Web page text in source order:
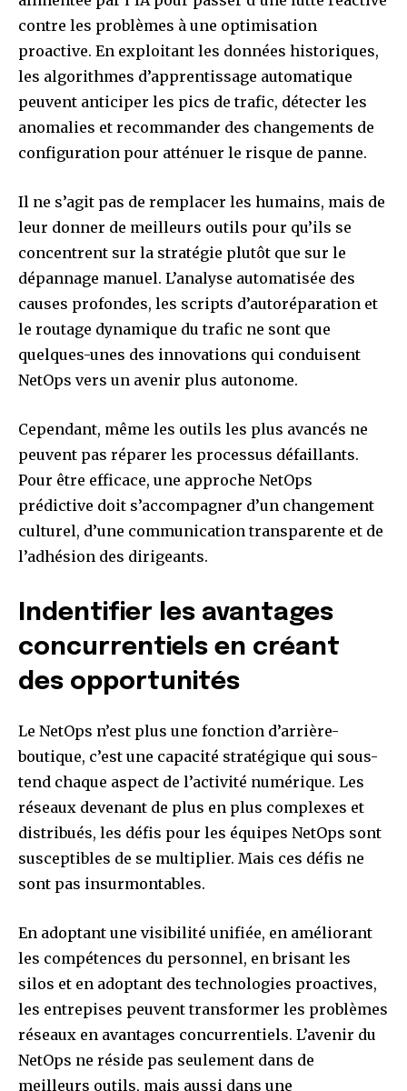
contre les problèmes à une optimisation
proactive. En exploitant les données historiques,
les algorithmes d’apprentissage automatique
peuvent anticiper les pics de trafic, détecter les
anomalies et recommander des changements de
configuration pour atténuer le risque de panne.
Il ne s’agit pas de remplacer les humains, mais de
leur donner de meilleurs outils pour qu’ils se
concentrent sur la stratégie plutôt que sur le
dépannage manuel. L’analyse automatisée des
causes profondes, les scripts d’autoréparation et
le routage dynamique du trafic ne sont que
quelques-unes des innovations qui conduisent
NetOps vers un avenir plus autonome.
Cependant, même les outils les plus avancés ne
peuvent pas réparer les processus défaillants.
Pour être efficace, une approche NetOps
prédictive doit s’accompagner d’un changement
culturel, d’une communication transparente et de
l’adhésion des dirigeants.
Indentifier les avantages
concurrentiels en créant
des opportunités
Le NetOps n’est plus une fonction d’arrière-
boutique, c’est une capacité stratégique qui sous-
tend chaque aspect de l’activité numérique. Les
réseaux devenant de plus en plus complexes et
distribués, les défis pour les équipes NetOps sont
susceptibles de se multiplier. Mais ces défis ne
sont pas insurmontables.
En adoptant une visibilité unifiée, en améliorant
les compétences du personnel, en brisant les
silos et en adoptant des technologies proactives,
les entrepises peuvent transformer les problèmes
réseaux en avantages concurrentiels. L’avenir du
NetOps ne réside pas seulement dans de
meilleurs outils, mais aussi dans une